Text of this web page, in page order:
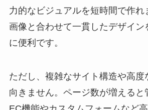
力的なビジュアルを短時間で作れ
画像と合わせて一貫したデザイン
に便利です。
ただし、複雑なサイト構造や高度
向きません。ページ数が増えると